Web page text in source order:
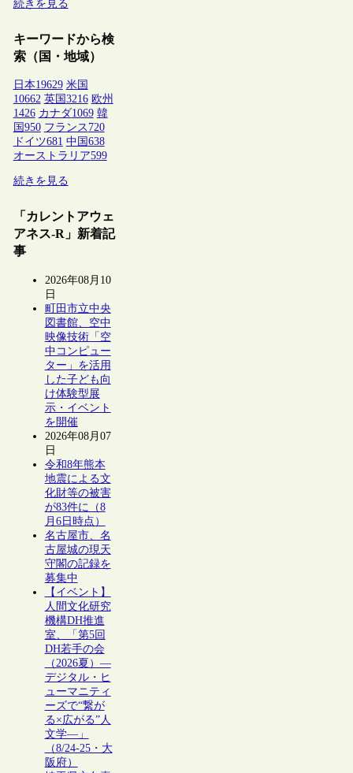
続きを見る
キーワードから検
索（国・地域）
日本19629 米国
10662 英国 3216 欧州
1426 カナダ1069 韓
国 950 フランス 720
ドイツ681 中国 638
オーストラリア599
続きを見る
「カレントアウェ
アネス-R」新着記
事
2026年08月10
日
町田市立中央
図書館、空中
映像技術「空
中コンピュー
ター」を活用
した子ども向
け体験型展
示・イベント
を開催
2026年08月07
日
令和8年熊本
地震による文
化財等の被害
が83件に（8
月6日時点）
名古屋市、名
古屋城の現天
守閣の記録を
募集中
【イベント】
人間文化研究
機構DH推進
室、「第5回
DH若手の会
（2026夏）―
デジタル・ヒ
ューマニティ
ーズで“繋が
る×広がる”人
文学―」
（8/24-25・大
阪府）